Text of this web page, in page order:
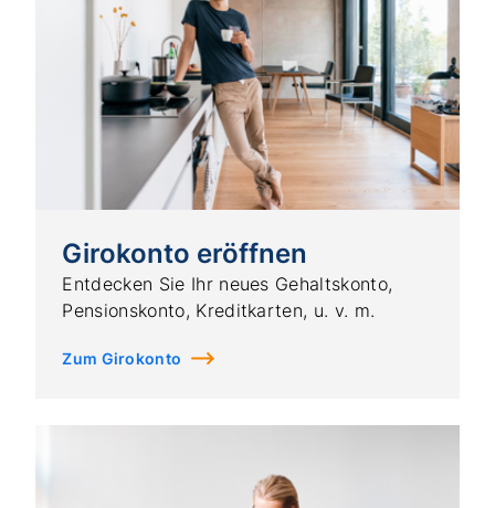
Girokonto eröffnen
Entdecken Sie Ihr neues Gehaltskonto,
Pensionskonto, Kreditkarten, u. v. m.
Zum Girokonto